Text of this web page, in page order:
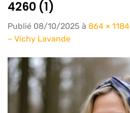
4260 (1)
Publié 08/10/2025 à 864 × 1184
– Vichy Lavande